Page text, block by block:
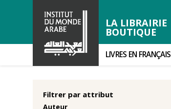
LA LIBRAIRIE
BOUTIQUE
LIVRES EN FRANÇAIS
Filtrer par attribut
Auteur